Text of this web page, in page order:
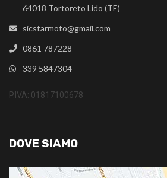
64018 Tortoreto Lido (TE)
sicstarmoto@gmail.com
0861 787228
339 5847304
P.IVA: 01817100678
DOVE SIAMO